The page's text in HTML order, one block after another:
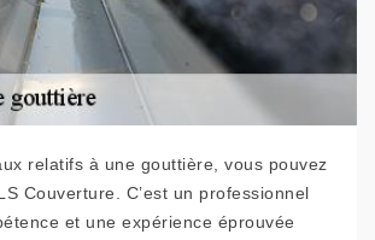
relatifs à une gouttière, vous pouvez
Couverture. C’est un professionnel
et une expérience éprouvée